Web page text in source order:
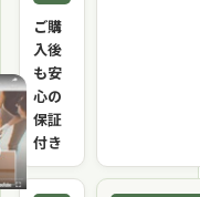
ご購
入後
も安
心の
保証
付き